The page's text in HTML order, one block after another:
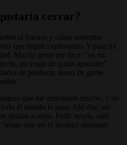
cerrar?
el fracaso y cómo enfrentar
que seguir explorando. Y para mí
Mucha gente me dice: “en mi
no tengo de quién aprender”.
de producto llenas de gente
que me enseñaron mucho, y un
el mundo le pasa. Ahí dije: así
ayudar a otros. Pedir ayuda, salir
que ser el product manager